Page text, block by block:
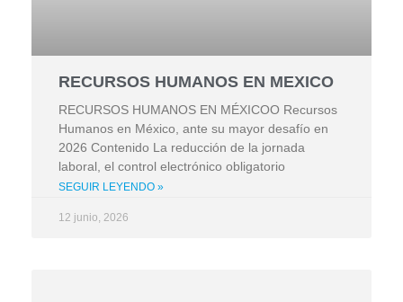
RECURSOS HUMANOS EN MEXICO
RECURSOS HUMANOS EN MÉXICOO Recursos
Humanos en México, ante su mayor desafío en
2026 Contenido La reducción de la jornada
laboral, el control electrónico obligatorio
SEGUIR LEYENDO »
12 junio, 2026